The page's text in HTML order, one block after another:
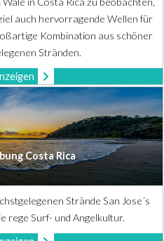
auch hervorragende Wellen für
Kombination aus schöner
Stränden.
Costa Rica
Strände San Jose´s
rege Surf- und Angelkultur.